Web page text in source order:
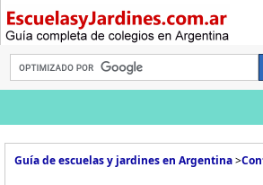
Guía de escuelas y jardines en Argentina>